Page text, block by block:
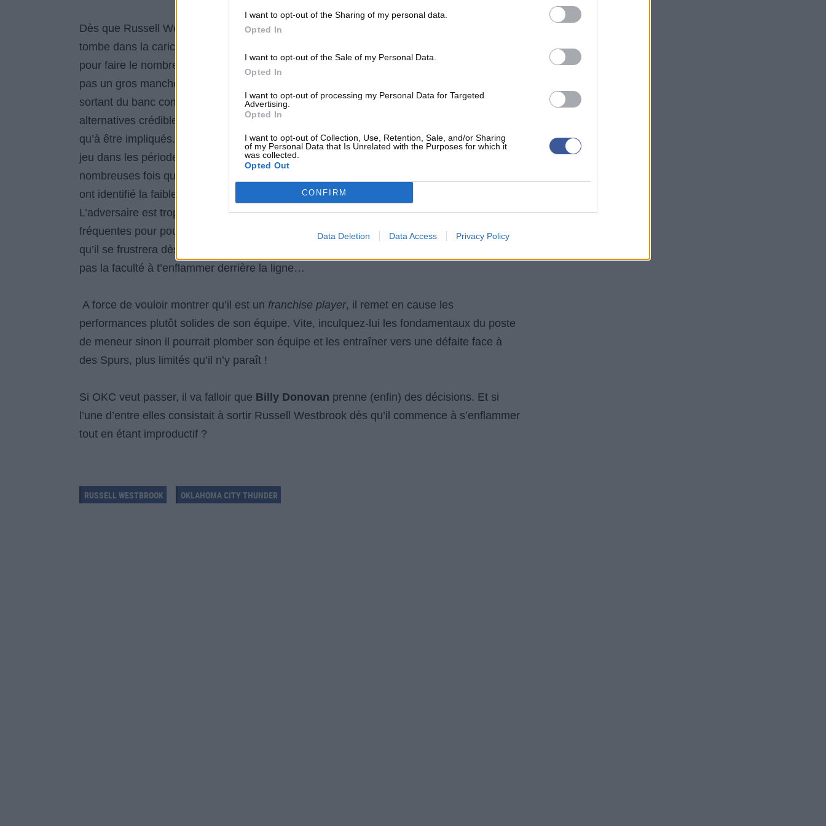
I want to opt-out of the Sharing of my personal data.
Opted In
I want to opt-out of the Sale of my Personal Data.
Opted In
I want to opt-out of processing my Personal Data for Targeted
Advertising.
Opted In
I want to opt-out of Collection, Use, Retention, Sale, and/or Sharing
of my Personal Data that Is Unrelated with the Purposes for which it
was collected.
Opted Out
CONFIRM
Data Deletion Data Access Privacy Policy
Dès que Russell Westbrook et Kevin Durant
tombe dans la caricature… Les autres joueurs ne voient pas la gonfle, ils ne sont là que
pour faire le nombre (et les écrans !) en phase offensive. Pourtant,
pas un gros manche. C’est aussi le cas de Serge Ibaka… D’autant plus que des gars
sortant du banc comme
Dion WaitersouEnes Kantersont susceptibles d’apporter des
alternatives crédibles en phase offensive… Autant de joueurs corrects qui ne demandent
qu’à être impliqués. C’est au meneur, un vrai, que d’alterner au maximum les phases de
jeu dans les périodes les plus délicates à gérer. Russell Westbrook a prouvé de
nombreuses fois qu’il était incapable de faire de tels choix en fin de match… Les Spurs
ont identifié la faiblesse et vont en abuser : en fin de match, il fait n’importe quoi.
L’adversaire est trop fort pour que ses erreurs passent inaperçues. Elles sont même trop
fréquentes pour pouvoir passer inaperçues. C’est pourquoi ils le laissent tirer en sachant
qu’il se frustrera dès le premier loupé. Car non, tu n’es pas un véritable shooter, tu n’as
pas la faculté à t’enflammer derrière la ligne…
A force de vouloir montrer qu’il est un franchise player, il remet en cause les
performances plutôt solides de son équipe. Vite, inculquez-lui les fondamentaux du poste
de meneur sinon il pourrait plomber son équipe et les entraîner vers une défaite face à
des Spurs, plus limités qu’il n’y paraît !
Si OKC veut passer, il va falloir que Billy Donovan prenne (enfin) des décisions. Et si
l’une d’entre elles consistait à sortir Russell Westbrook dès qu’il commence à s’enflammer
tout en étant improductif ?
RUSSELL WESTBROOK OKLAHOMA CITY THUNDER